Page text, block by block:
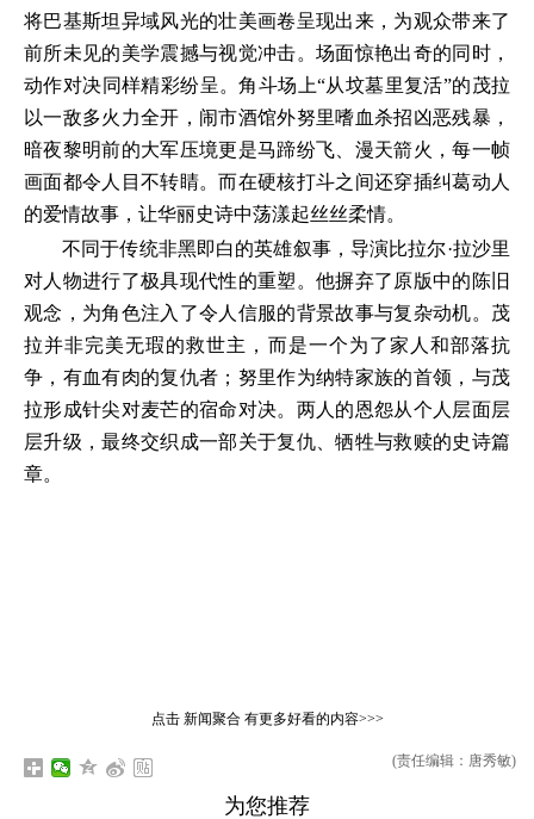
将巴基斯坦异域风光的壮美画卷呈现出来，为观众带来了
前所未见的美学震撼与视觉冲击。场面惊艳出奇的同时，
动作对决同样精彩纷呈。角斗场上“从坟墓里复活”的茂拉
以一敌多火力全开，闹市酒馆外努里嗜血杀招凶恶残暴，
暗夜黎明前的大军压境更是马蹄纷飞、漫天箭火，每一帧
画面都令人目不转睛。而在硬核打斗之间还穿插纠葛动人
的爱情故事，让华丽史诗中荡漾起丝丝柔情。
不同于传统非黑即白的英雄叙事，导演比拉尔·拉沙里
对人物进行了极具现代性的重塑。他摒弃了原版中的陈旧
观念，为角色注入了令人信服的背景故事与复杂动机。茂
拉并非完美无瑕的救世主，而是一个为了家人和部落抗
争，有血有肉的复仇者；努里作为纳特家族的首领，与茂
拉形成针尖对麦芒的宿命对决。两人的恩怨从个人层面层
层升级，最终交织成一部关于复仇、牺牲与救赎的史诗篇
章。
点击 新闻聚合有更多好看的内容>>>
(责任编辑：唐秀敏)
为您推荐